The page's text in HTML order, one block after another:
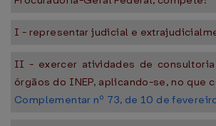
I - representar judicial e
II - exercer atividades de
órgãos do INEP, aplicando-se, no que
Complementar nº 73, de 10 de